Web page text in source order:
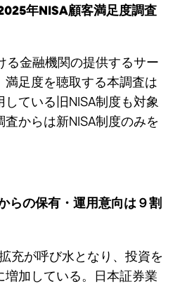
年NISA顧客満足度調査
る金融機関の提供するサー
満足度を聴取する本調査は
ている旧NISA制度も対象
からは新NISA制度のみを
らの保有・運用意向は９割
充が呼び水となり、投資を
加している。日本証券業